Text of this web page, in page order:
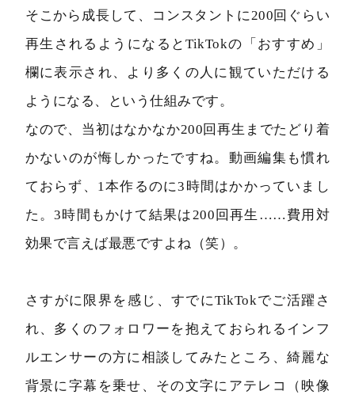
そこから成長して、コンスタントに200回ぐらい
再生されるようになるとTikTokの「おすすめ」
欄に表示され、より多くの人に観ていただける
ようになる、という仕組みです。
なので、当初はなかなか200回再生までたどり着
かないのが悔しかったですね。動画編集も慣れ
ておらず、1本作るのに3時間はかかっていまし
た。3時間もかけて結果は200回再生……費用対
効果で言えば最悪ですよね（笑）。
さすがに限界を感じ、すでにTikTokでご活躍さ
れ、多くのフォロワーを抱えておられるインフ
ルエンサーの方に相談してみたところ、綺麗な
背景に字幕を乗せ、その文字にアテレコ（映像